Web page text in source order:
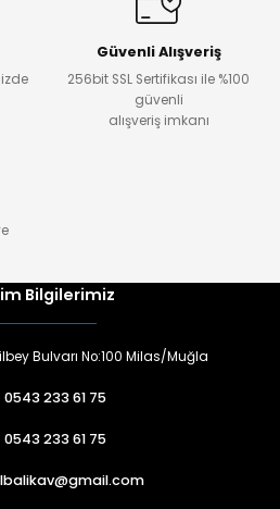
Güvenli Alışveriş
256bit SSL Sertifikası ile %100
güvenli
alışveriş imkanı
Bilgilerimiz
Bulvarı No:100 Milas/Muğla
0543 233 61 75
0543 233 61 75